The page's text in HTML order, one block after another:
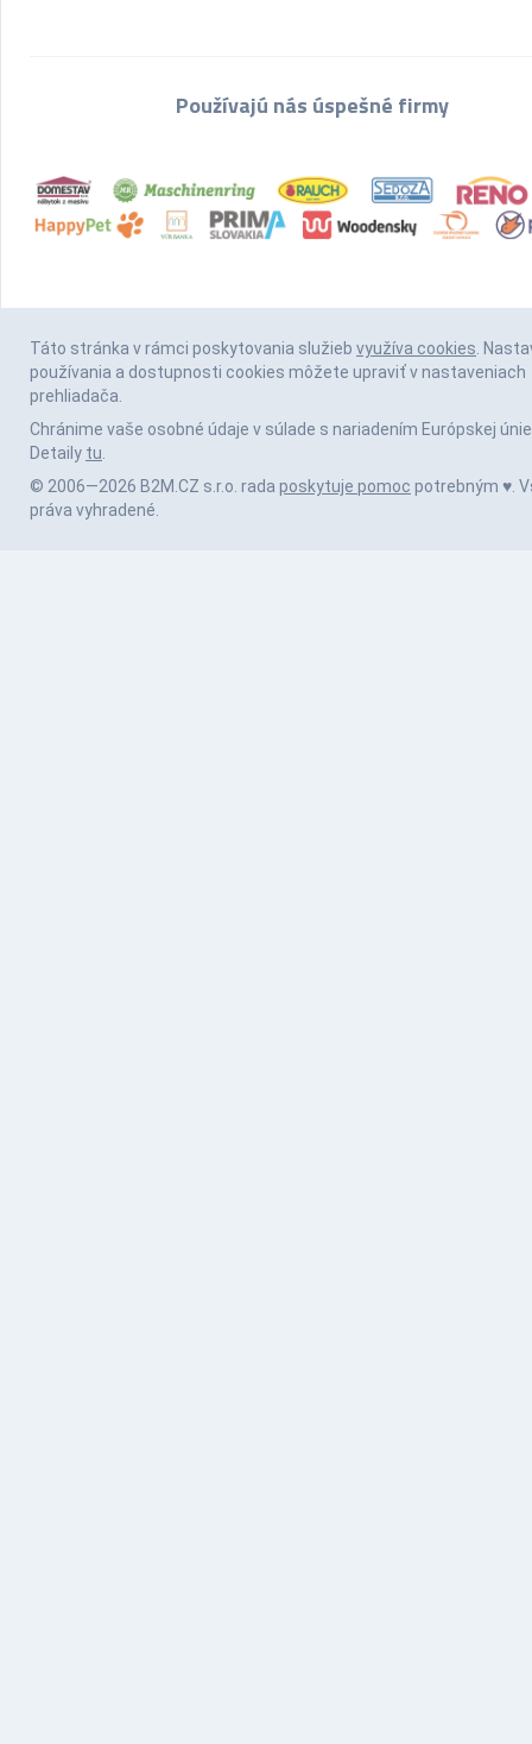
Používajú nás úspešné firmy
Táto stránka v rámci poskytovania služieb využíva cookies.
používania a dostupnosti cookies môžete upraviť v nastaveniach
prehliadača.
Chránime vaše osobné údaje v súlade s nariadením Európskej únie
Detaily tu.
© 2006—2026 B2M.CZ s.r.o. rada poskytuje pomoc potrebným ♥️.
práva vyhradené.